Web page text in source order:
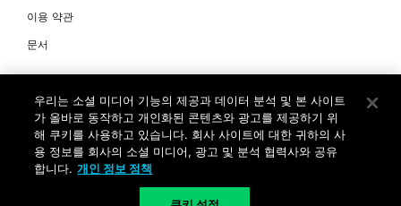
이용 약관
문서
Networks Korea, Ltd. All rights reserved. 여러 가지 상표에 대한
소유권은 각 소유자에게 있습니다. 사업자 등록번호: 120-87-72963.
대표자 : 제프리찰스트루 서울특별시 서초구 서초대로74길 4, 1층 (삼성
생명 서초타워) TEL: +82-2-568-4353
우리는 소셜 미디어 기능의 제공과 데이터 분석 및 본 사이트
가 올바로 동작하고 개인화된 콘텐츠와 광고를 제공하기 위
해 쿠키를 사용하고 있습니다. 회사 사이트에 대한 귀하의 사
용 정보를 회사의 소셜 미디어, 광고 및 분석 협력사와 공유
합니다. 개인 정보 정책